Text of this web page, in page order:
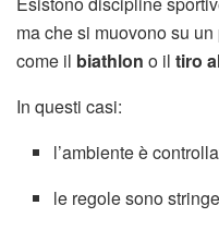
ma che si muovono su
come il biathlon o il tiro
In questi casi:
l’ambiente è
le regole sono